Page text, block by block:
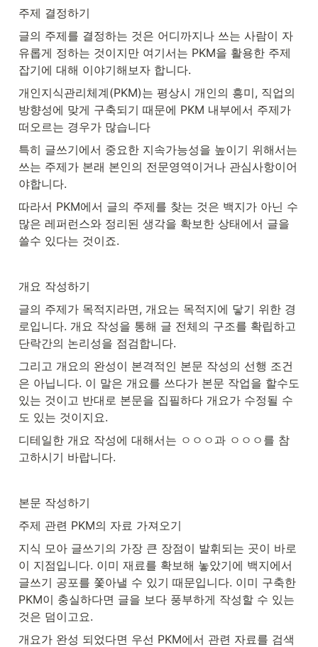
주제 결정하기
글의 주제를 결정하는 것은 어디까지나 쓰는 사람이 자
유롭게 정하는 것이지만 여기서는 PKM을 활용한 주제
잡기에 대해 이야기해보자 합니다.
개인지식관리체계(PKM)는 평상시 개인의 흥미, 직업의
방향성에 맞게 구축되기 때문에 PKM 내부에서 주제가
떠오르는 경우가 많습니다
특히 글쓰기에서 중요한 지속가능성을 높이기 위해서는
쓰는 주제가 본래 본인의 전문영역이거나 관심사항이어
야합니다.
따라서 PKM에서 글의 주제를 찾는 것은 백지가 아닌 수
많은 레퍼런스와 정리된 생각을 확보한 상태에서 글을
쓸수 있다는 것이죠.
개요 작성하기
글의 주제가 목적지라면, 개요는 목적지에 닿기 위한 경
로입니다. 개요 작성을 통해 글 전체의 구조를 확립하고
단락간의 논리성을 점검합니다.
그리고 개요의 완성이 본격적인 본문 작성의 선행 조건
은 아닙니다. 이 말은 개요를 쓰다가 본문 작업을 할수도
있는 것이고 반대로 본문을 집필하다 개요가 수정될 수
도 있는 것이지요.
디테일한 개요 작성에 대해서는 ㅇㅇㅇ과 ㅇㅇㅇ를 참
고하시기 바랍니다.
본문 작성하기
주제 관련 PKM의 자료 가져오기
지식 모아 글쓰기의 가장 큰 장점이 발휘되는 곳이 바로
이 지점입니다. 이미 재료를 확보해 놓았기에 백지에서
글쓰기 공포를 쫓아낼 수 있기 때문입니다. 이미 구축한
PKM이 충실하다면 글을 보다 풍부하게 작성할 수 있는
것은 덤이고요.
개요가 완성 되었다면 우선 PKM에서 관련 자료를 검색